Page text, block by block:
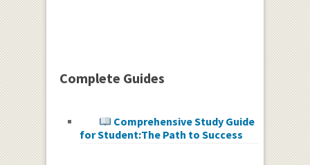
Complete Guides
Comprehensive Study Guide
for Student:The Path to Success